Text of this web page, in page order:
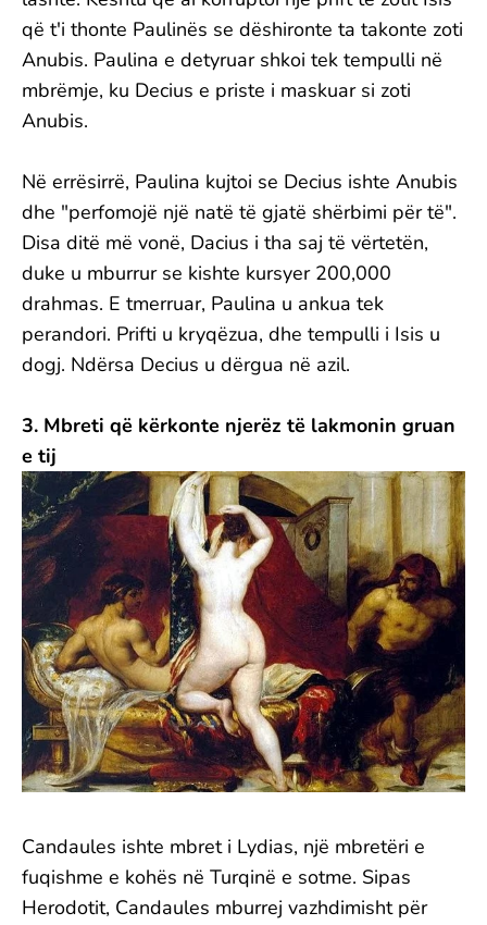
që t'i thonte Paulinës se dëshironte ta takonte zoti
Anubis. Paulina e detyruar shkoi tek tempulli në
mbrëmje, ku Decius e priste i maskuar si zoti
Anubis.
Në errësirrë, Paulina kujtoi se Decius ishte Anubis
dhe "perfomojë një natë të gjatë shërbimi për të".
Disa ditë më vonë, Dacius i tha saj të vërtetën,
duke u mburrur se kishte kursyer 200,000
drahmas. E tmerruar, Paulina u ankua tek
perandori. Prifti u kryqëzua, dhe tempulli i Isis u
dogj. Ndërsa Decius u dërgua në azil.
3. Mbreti që kërkonte njerëz të lakmonin gruan
e tij
Candaules ishte mbret i Lydias, një mbretëri e
fuqishme e kohës në Turqinë e sotme. Sipas
Herodotit, Candaules mburrej vazhdimisht për